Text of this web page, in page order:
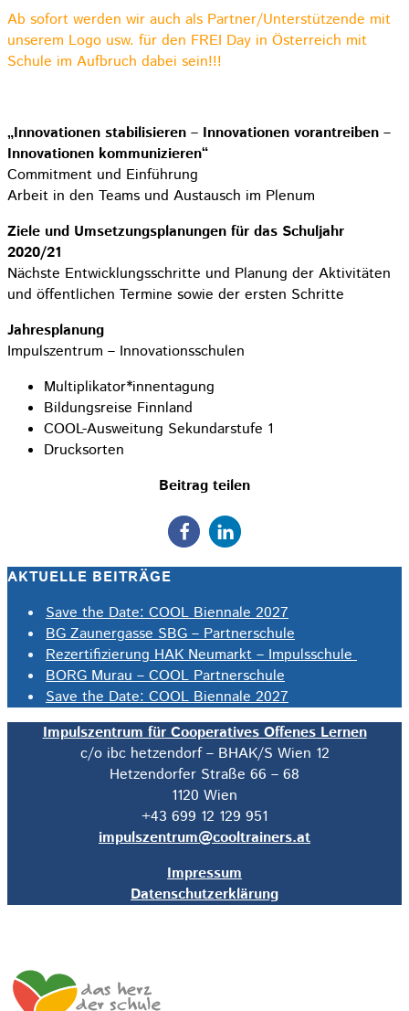
Ab sofort werden wir auch als Partner/Unterstützende mit
unserem Logo usw. für den FREI Day in Österreich mit
Schule im Aufbruch dabei sein!!!
„Innovationen stabilisieren – Innovationen vorantreiben –
Innovationen kommunizieren“
Commitment und Einführung
Arbeit in den Teams und Austausch im Plenum
Ziele und Umsetzungsplanungen für das Schuljahr
2020/21
Nächste Entwicklungsschritte und Planung der Aktivitäten
und öffentlichen Termine sowie der ersten Schritte
Jahresplanung
Impulszentrum – Innovationsschulen
Multiplikator*innentagung
Bildungsreise Finnland
COOL-Ausweitung Sekundarstufe 1
Drucksorten
Beitrag teilen
AKTUELLE BEITRÄGE
Save the Date: COOL Biennale 2027
BG Zaunergasse SBG – Partnerschule
Rezertifizierung HAK Neumarkt – Impulsschule
BORG Murau – COOL Partnerschule
Save the Date: COOL Biennale 2027
Impulszentrum für Cooperatives Offenes Lernen
c/o ibc hetzendorf – BHAK/S Wien 12
Hetzendorfer Straße 66 – 68
1120 Wien
+43 699 12 129 951
impulszentrum@cooltrainers.at
Impressum
Datenschutzerklärung